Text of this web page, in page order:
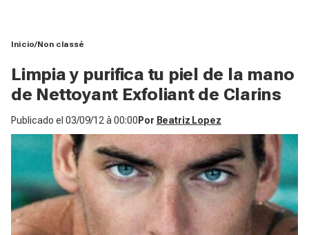
Inicio Non classé
Limpia y purifica tu piel de la mano
de Nettoyant Exfoliant de Clarins
Publicado el 03/09/12 à 00:00 Por Beatriz Lopez